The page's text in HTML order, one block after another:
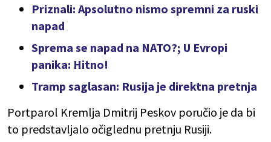
Priznali: Apsolutno nismo spremni za ruski
napad
Sprema se napad na NATO?; U Evropi
panika: Hitno!
Tramp saglasan: Rusija je direktna pretnja
Portparol Kremlja Dmitrij Peskov poručio je da bi
to predstavljalo očiglednu pretnju Rusiji.